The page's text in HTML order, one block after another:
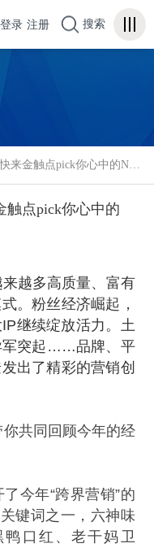
登录 注册 搜索
金触点pick你心中的NO.1
触点pick你心中的
越多高质量、富有
。粉丝经济崛起，
继续绽放活力。土
军突起……品牌、平
出了精彩的营销创
共同回顾今年的经
今年“跨界营销”的
键词之一，六神味
口红、老干妈卫